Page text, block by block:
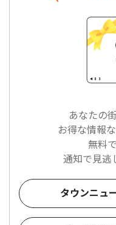
あなたの
お得な情報
無料
通知で見逃
タウンニュ